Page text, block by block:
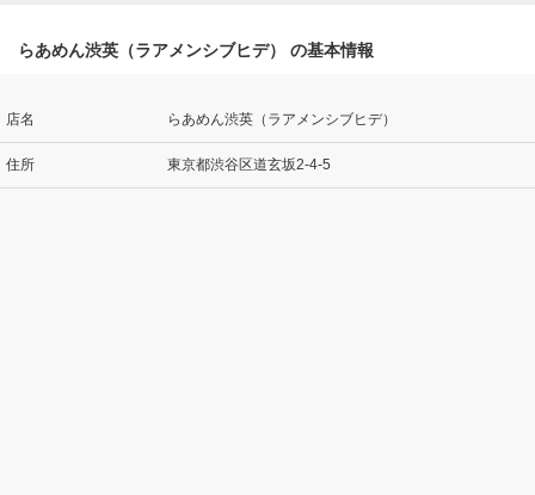
らあめん渋英（ラアメンシブヒデ） の基本情報
店名 らあめん渋英（ラアメンシブヒデ）
住所 東京都渋谷区道玄坂2-4-5